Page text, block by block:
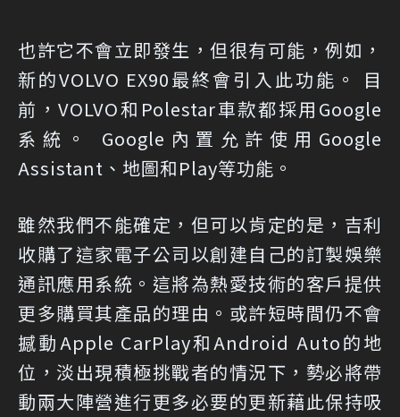
也許它不會立即發生，但很有可能，例如，
新的VOLVO EX90最終會引入此功能。 目
前，VOLVO和Polestar車款都採用Google
系統。 Google內置允許使用Google
Assistant、地圖和Play等功能。
雖然我們不能確定，但可以肯定的是，吉利
收購了這家電子公司以創建自己的訂製娛樂
通訊應用系統。這將為熱愛技術的客戶提供
更多購買其產品的理由。或許短時間仍不會
撼動Apple CarPlay和Android Auto的地
位，淡出現積極挑戰者的情況下，勢必將帶
動兩大陣營進行更多必要的更新藉此保持吸